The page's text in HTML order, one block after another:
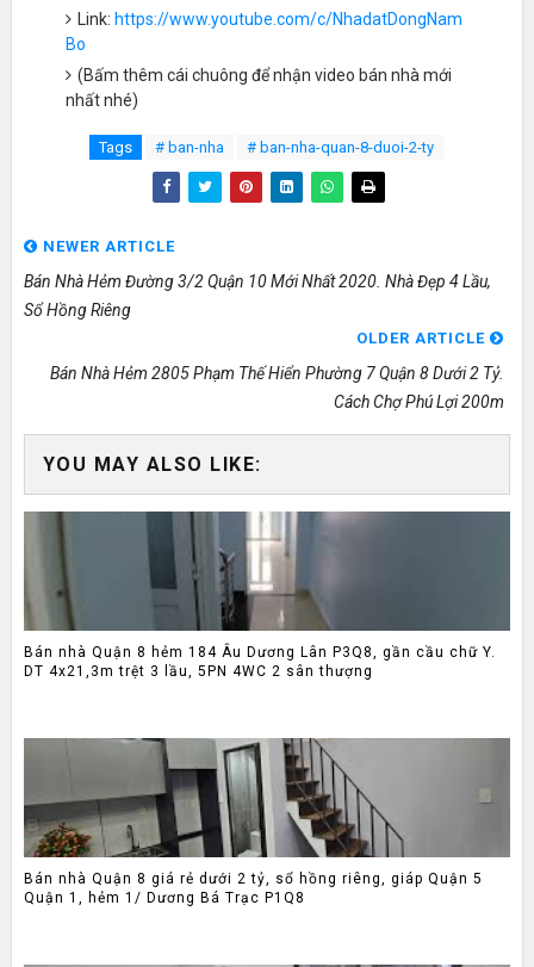
Link: https://www.youtube.com/c/NhadatDongNam
Bo
(Bấm thêm cái chuông để nhận video bán nhà mới
nhất nhé)
Tags # ban-nha # ban-nha-quan-8-duoi-2-ty
NEWER ARTICLE
Bán Nhà Hẻm Đường 3/2 Quận 10 Mới Nhất 2020. Nhà Đẹp 4 Lầu,
Sổ Hồng Riêng
OLDER ARTICLE
Bán Nhà Hẻm 2805 Phạm Thế Hiển Phường 7 Quận 8 Dưới 2 Tỷ.
Cách Chợ Phú Lợi 200m
YOU MAY ALSO LIKE:
Bán nhà Quận 8 hẻm 184 Âu Dương Lân P3Q8, gần cầu chữ Y.
DT 4x21,3m trệt 3 lầu, 5PN 4WC 2 sân thượng
Bán nhà Quận 8 giá rẻ dưới 2 tỷ, sổ hồng riêng, giáp Quận 5
Quận 1, hẻm 1/ Dương Bá Trạc P1Q8